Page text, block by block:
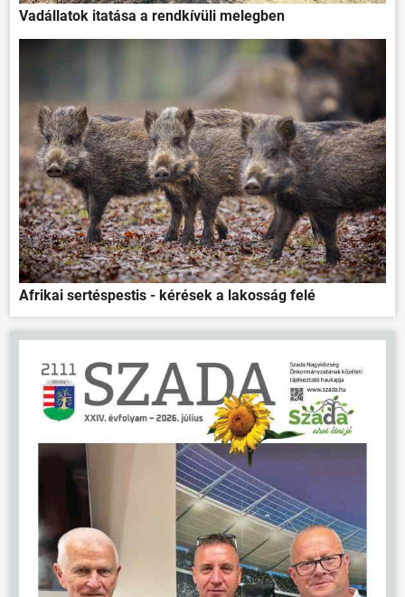
ÖNKORMÁNYZAT
ÜGYINTÉZÉS
KÖZÖSSÉG
HÍREK
VÁLASZTÁSOK
Vadállatok itatása a rendkívüli melegben
Afrikai sertéspestis - kérések a lakosság felé